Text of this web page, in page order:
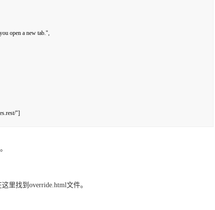
open a new tab.",
"]
里找到override.html文件。